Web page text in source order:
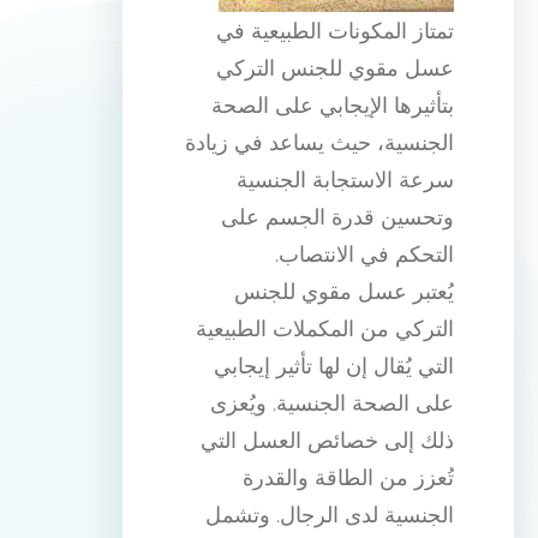
تمتاز المكونات الطبيعية في
عسل مقوي للجنس التركي
بتأثيرها الإيجابي على الصحة
الجنسية، حيث يساعد في زيادة
سرعة الاستجابة الجنسية
وتحسين قدرة الجسم على
التحكم في الانتصاب.
يُعتبر عسل مقوي للجنس
التركي من المكملات الطبيعية
التي يُقال إن لها تأثير إيجابي
على الصحة الجنسية. ويُعزى
ذلك إلى خصائص العسل التي
تُعزز من الطاقة والقدرة
الجنسية لدى الرجال. وتشمل